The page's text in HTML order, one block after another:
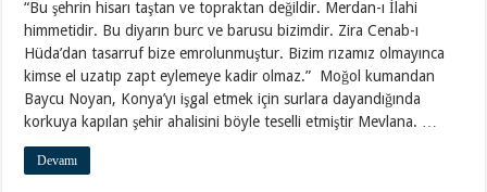
“Bu şehrin hisarı taştan ve topraktan değildir. Merdan-ı İlahi
himmetidir. Bu diyarın burc ve barusu bizimdir. Zira Cenab-ı
Hüda’dan tasarruf bize emrolunmuştur. Bizim rızamız olmayınca
kimse el uzatıp zapt eylemeye kadir olmaz.” Moğol kumandan
Baycu Noyan, Konya’yı işgal etmek için surlara dayandığında
korkuya kapılan şehir ahalisini böyle teselli etmiştir Mevlana. …
Devamı